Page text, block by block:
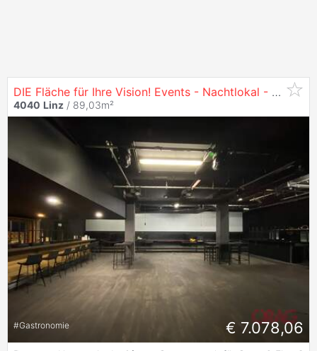
DIE Fläche für Ihre Vision! Events - Nachtlokal - Gastronomie - Club - zu mieten in
4040 Linz / 89,03m²
#Gastronomie € 7.078,06